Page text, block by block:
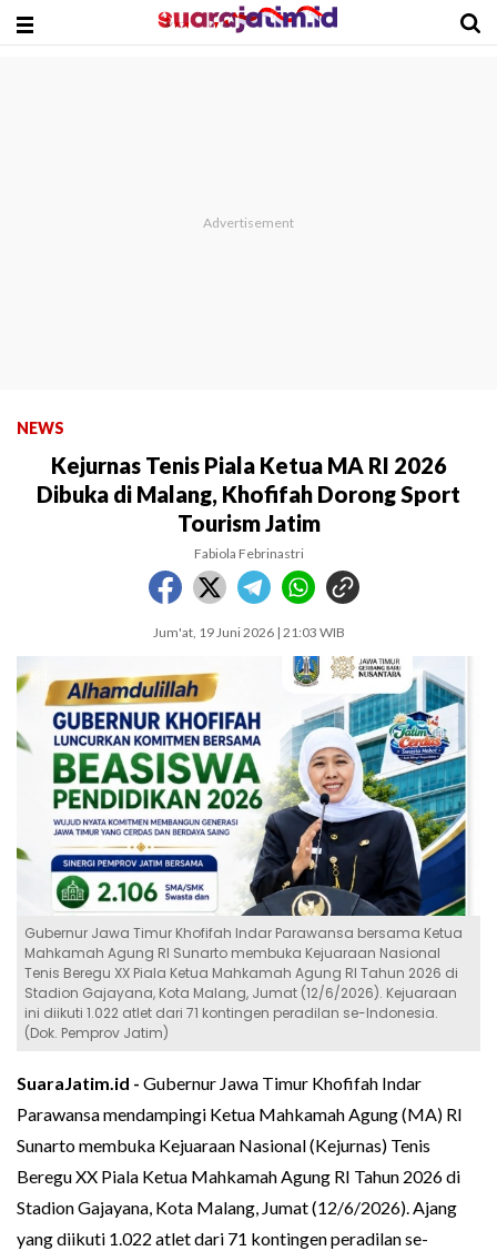
NEWS
Kejurnas Tenis Piala Ketua MA RI 2026
Dibuka di Malang, Khofifah Dorong Sport
Tourism Jatim
Fabiola Febrinastri
Jum'at, 19 Juni 2026 | 21:03 WIB
Gubernur Jawa Timur Khofifah Indar Parawansa bersama Ketua
Mahkamah Agung RI Sunarto membuka Kejuaraan Nasional
Tenis Beregu XX Piala Ketua Mahkamah Agung RI Tahun 2026 di
Stadion Gajayana, Kota Malang, Jumat (12/6/2026). Kejuaraan
ini diikuti 1.022 atlet dari 71 kontingen peradilan se-Indonesia.
(Dok. Pemprov Jatim)
SuaraJatim.id - Gubernur Jawa Timur Khofifah Indar
Parawansa mendampingi Ketua Mahkamah Agung (MA) RI
Sunarto membuka Kejuaraan Nasional (Kejurnas) Tenis
Beregu XX Piala Ketua Mahkamah Agung RI Tahun 2026 di
Stadion Gajayana, Kota Malang, Jumat (12/6/2026). Ajang
yang diikuti 1.022 atlet dari 71 kontingen peradilan se-